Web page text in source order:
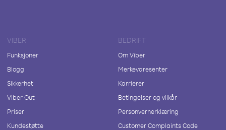
VIBER
Funksjoner
Blogg
Sikkerhet
Viber Out
Priser
Kundestøtte
BEDRIFT
Om Viber
Merkevaresenter
Karrierer
Betingelser og vilkår
Personvernerklæring
Customer Complaints Code